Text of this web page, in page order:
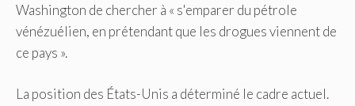
Washington de chercher à « s'emparer du pétrole
vénézuélien, en prétendant que les drogues viennent de
ce pays ».
La position des États-Unis a déterminé le cadre actuel.